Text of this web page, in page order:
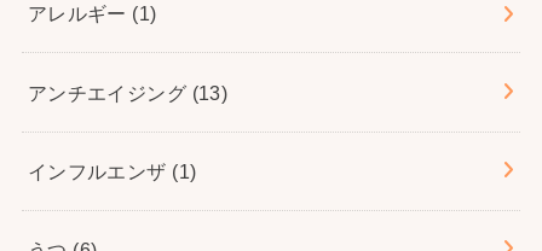
アレルギー (1)
アンチエイジング (13)
インフルエンザ (1)